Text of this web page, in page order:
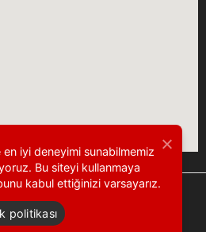
iyi deneyimi sunabilmemiz
Bu siteyi kullanmaya
kabul ettiğinizi varsayarız.
politikası